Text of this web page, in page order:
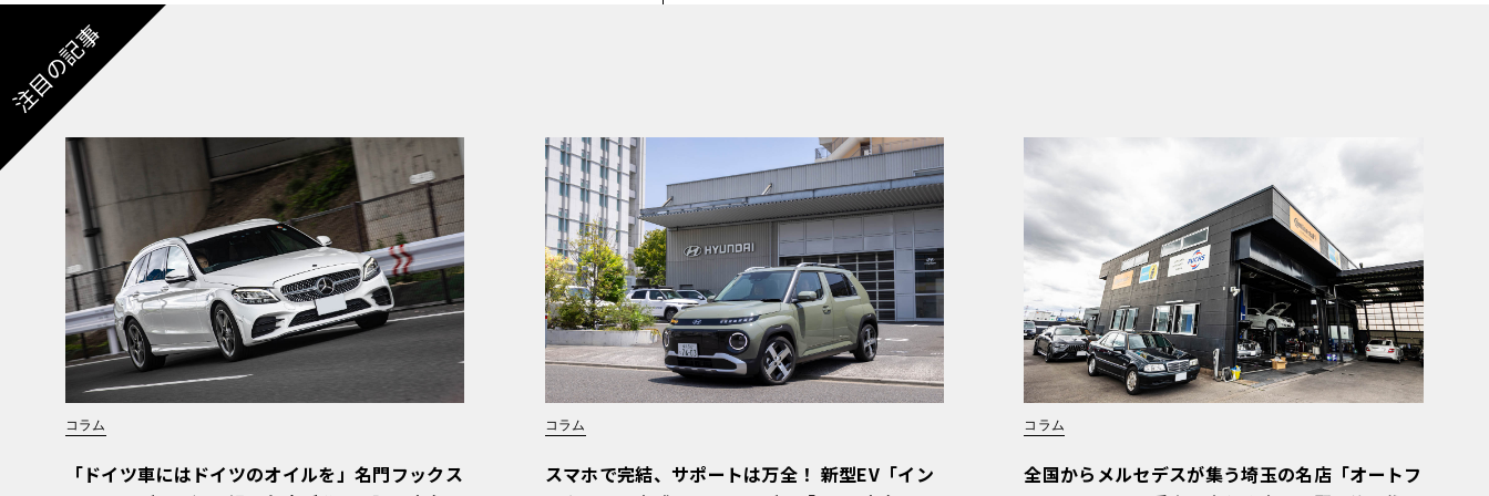
注目の記事
コラム
「ドイツ車にはドイツのオイルを」名門フックス
コラム
スマホで完結、サポートは万全！ 新型EV「イン
コラム
全国からメルセデスが集う埼玉の名店「オートフ